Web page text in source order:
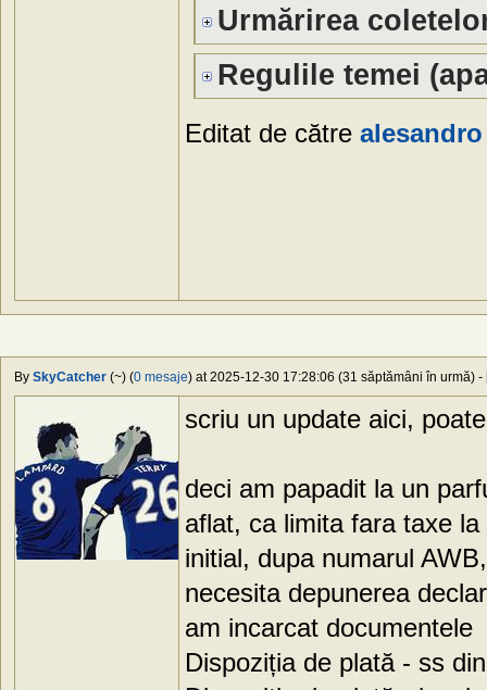
Urmărirea
Regulile temei
Editat de către alesandro
By SkyCatcher (~) (0 mesaje) at 2025-12-30 17:28:06 (31 săptămâni în urmă) -
scriu un update aici,
deci am papadit la un
aflat, ca limita fara taxe
initial, dupa numarul
necesita depunerea
am incarcat documentele
Dispoziția de plată - ss